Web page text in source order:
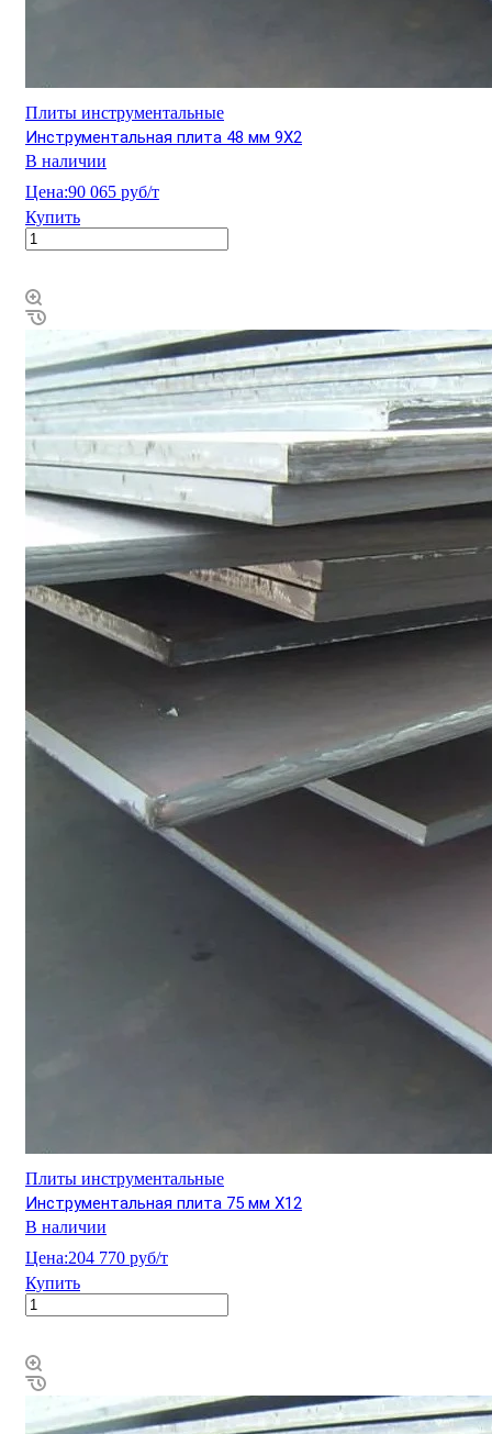
Плиты инструментальные
Инструментальная плита 48 мм 9Х2
В наличии
Цена:90 065 руб/т
Купить
Плиты инструментальные
Инструментальная плита 75 мм Х12
В наличии
Цена:204 770 руб/т
Купить